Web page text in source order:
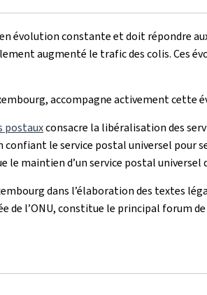
évolution constante et doit répondre
augmenté le trafic des colis. Ces
accompagne activement
postauxconsacre la libéralisation des
le service postal universel pour
le maintien d’un service postal universel
dans l’élaboration des textes
de l’ONU, constitue le principal